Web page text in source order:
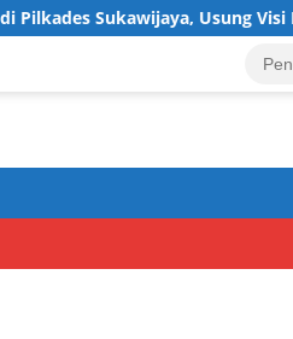
Usung Visi Desa Maju,